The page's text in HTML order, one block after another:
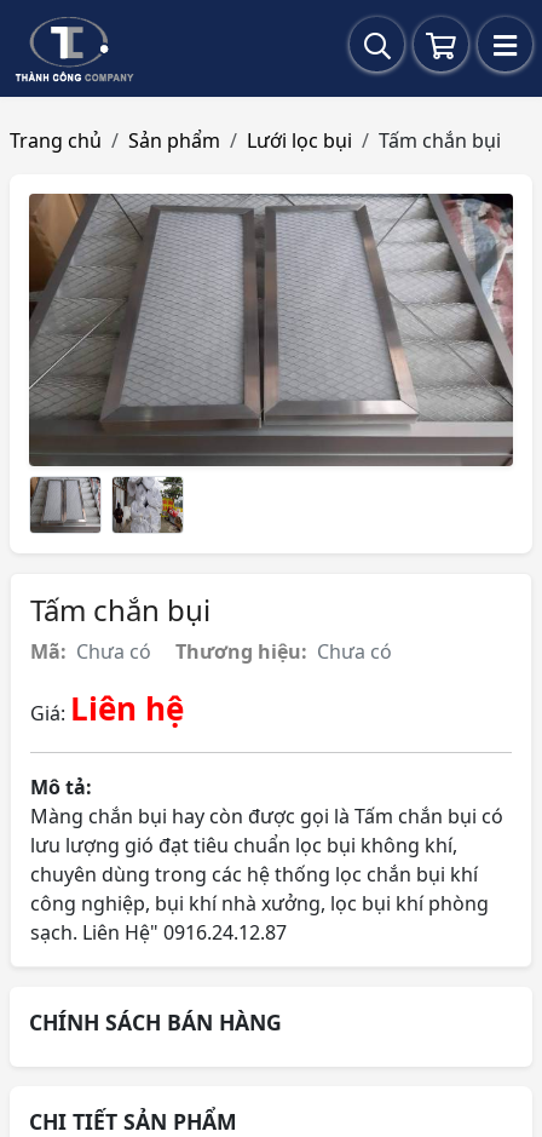
Trang chủ Sản phẩm Lưới lọc bụi Tấm chắn bụi
Tấm chắn bụi
Mã: Chưa có Thương hiệu: Chưa có
Giá: Liên hệ
Mô tả:
Màng chắn bụi hay còn được gọi là Tấm chắn bụi có
lưu lượng gió đạt tiêu chuẩn lọc bụi không khí,
chuyên dùng trong các hệ thống lọc chắn bụi khí
công nghiệp, bụi khí nhà xưởng, lọc bụi khí phòng
sạch. Liên Hệ" 0916.24.12.87
CHÍNH SÁCH BÁN HÀNG
CHI TIẾT SẢN PHẨM